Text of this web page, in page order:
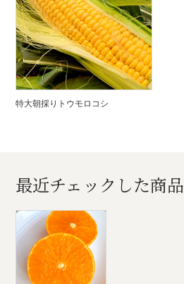
特大朝採りトウモロコシ
最近チェックした商品